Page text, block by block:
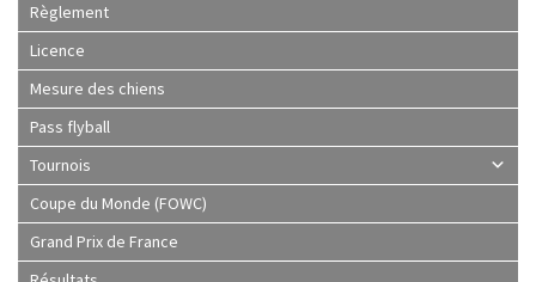
Règlement
Licence
Mesure des chiens
Pass flyball
Tournois
Coupe du Monde (FOWC)
Grand Prix de France